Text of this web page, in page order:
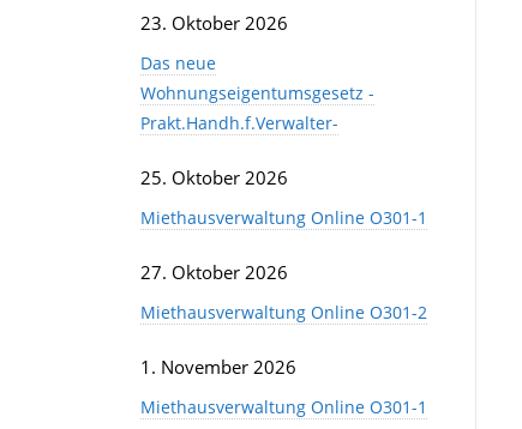
23. Oktober 2026
Das neue
Wohnungseigentumsgesetz -
Prakt.Handh.f.Verwalter-
25. Oktober 2026
Miethausverwaltung Online O301-1
27. Oktober 2026
Miethausverwaltung Online O301-2
1. November 2026
Miethausverwaltung Online O301-1